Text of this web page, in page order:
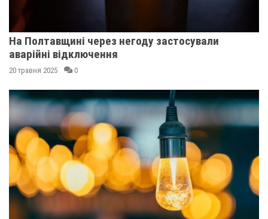
На Полтавщині через негоду застосували
аварійні відключення
20 травня 2025 0